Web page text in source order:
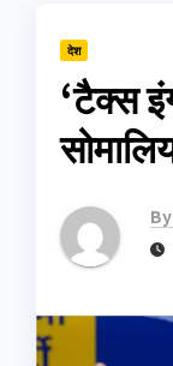
देश
‘टैक्स
By